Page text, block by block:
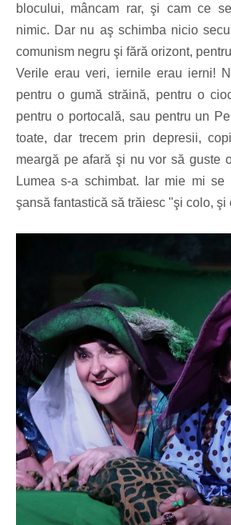
blocului, mâncam rar, şi cam ce
nimic. Dar nu aş schimba nicio
comunism negru şi fără orizont,
Verile erau veri, iernile erau ierni!
pentru o gumă străină, pentru o
pentru o portocală, sau pentru un
toate, dar trecem prin depresii,
meargă pe afară şi nu vor să guste
Lumea s-a schimbat. Iar mie mi
şansă fantastică să trăiesc "şi colo, şi